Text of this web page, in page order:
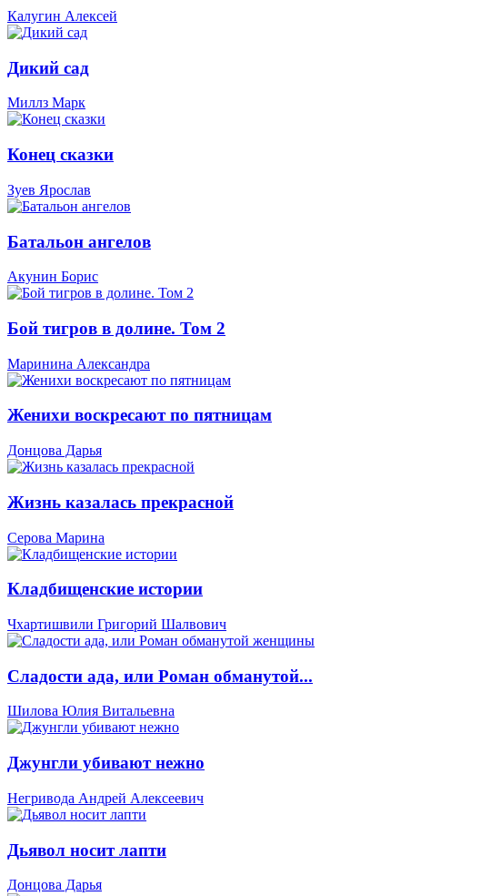
Калугин Алексей
Дикий сад
Миллз Марк
Конец сказки
Зуев Ярослав
Батальон ангелов
Акунин Борис
Бой тигров в долине. Том 2
Маринина Александра
Женихи воскресают по пятницам
Донцова Дарья
Жизнь казалась прекрасной
Серова Марина
Кладбищенские истории
Чхартишвили Григорий Шалвович
Сладости ада, или Роман обманутой...
Шилова Юлия Витальевна
Джунгли убивают нежно
Негривода Андрей Алексеевич
Дьявол носит лапти
Донцова Дарья